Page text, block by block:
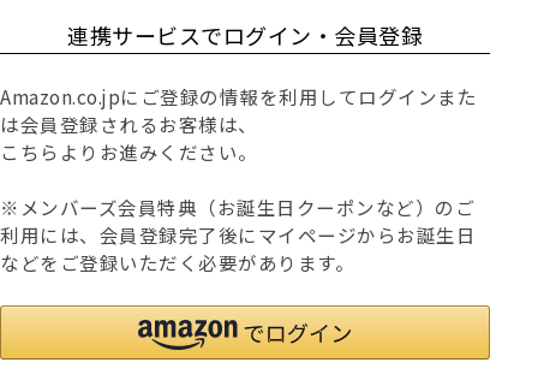
連携サービスでログイン・会員登録
Amazon.co.jpにご登録の情報を利用してログインまた
は会員登録されるお客様は、
こちらよりお進みください。
※メンバーズ会員特典（お誕生日クーポンなど）のご
利用には、会員登録完了後にマイページからお誕生日
などをご登録いただく必要があります。